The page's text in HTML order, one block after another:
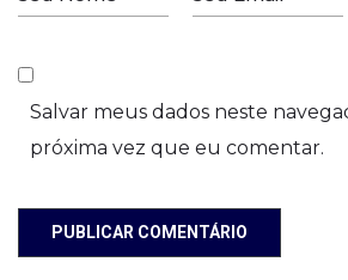
Salvar meus dados neste
próxima vez que eu comentar.
PUBLICAR COMENTÁRIO